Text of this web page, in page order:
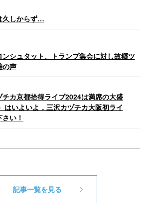
記事一覧を見る